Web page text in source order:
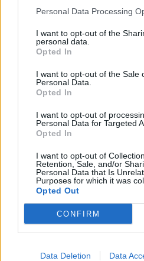
Personal Data Processing
I want to opt-out of the
personal data.
Opted In
I want to opt-out of the Sale
Personal Data.
Opted In
I want to opt-out of
Personal Data for Targeted
Opted In
I want to opt-out of
Retention, Sale, and/or
Personal Data that Is
Purposes for which it was
Opted Out
CONFIRM
Data Deletion Data
κωδικούς και
διαφορετικούς για
Ενεργοποιήστε
επαλήθευση
ένα επιπλέον επίπεδο
διαθέσιμο.
Διατηρήστε
σύστημα, τον browser
ευπάθειες.
Χρησιμοποιήστε
κυβερνοασφάλειας:
λύση μπορεί να
αποκλείει phishing
διασφαλίζει
Εκπαιδευτείτε: